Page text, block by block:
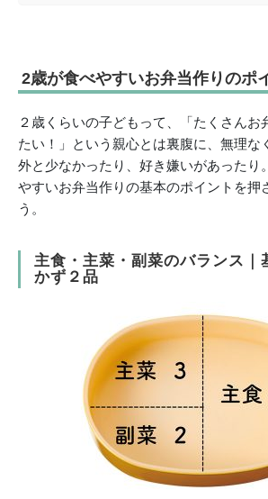
2歳が食べやすいお弁当作りのポ
２歳くらいの子どもって、「たくさんお
たい！」という親心とは裏腹に、無理な
外と少なかったり、好き嫌いがあったり
やすいお弁当作りの基本のポイントを押
う。
主食・主菜・副菜のバランス｜
かず２品